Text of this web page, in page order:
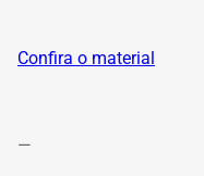
Confira o material
—